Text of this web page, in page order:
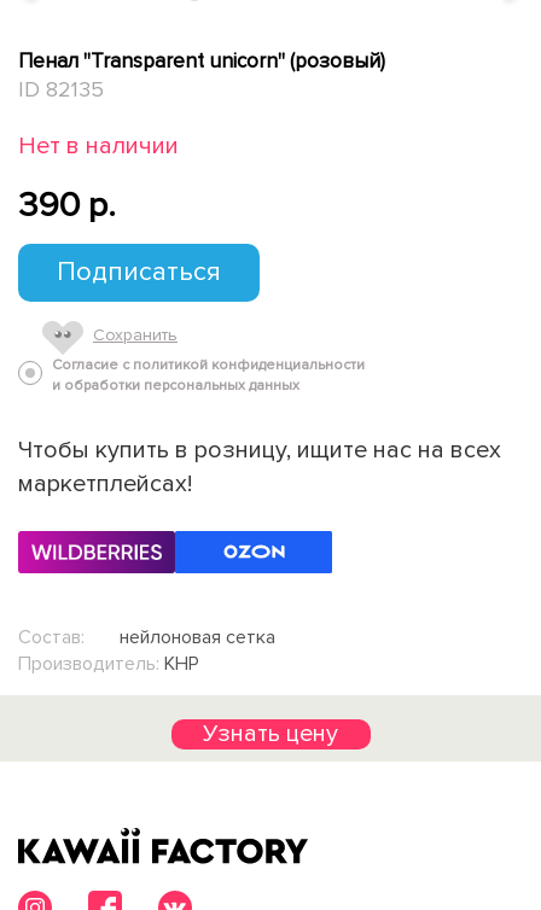
Пенал "Transparent unicorn" (розовый)
ID 82135
Нет в наличии
390 p.
Подписаться
Сохранить
Согласие с политикой конфиденциальности
и обработки персональных данных
Чтобы купить в розницу, ищите нас на всех
маркетплейсах!
Состав:
нейлоновая сетка
Производитель: КНР
Узнать цену